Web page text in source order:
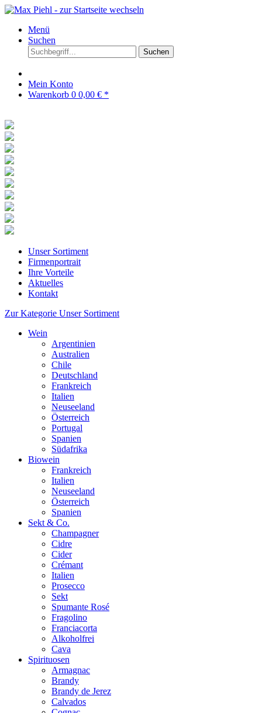
Menü
Suchen
Suchen
Mein Konto
Warenkorb 0 0,00 € *
Unser Sortiment
Firmenportrait
Ihre Vorteile
Aktuelles
Kontakt
Zur Kategorie Unser Sortiment
Wein
Argentinien
Australien
Chile
Deutschland
Frankreich
Italien
Neuseeland
Österreich
Portugal
Spanien
Südafrika
Biowein
Frankreich
Italien
Neuseeland
Österreich
Spanien
Sekt & Co.
Champagner
Cidre
Cider
Crémant
Italien
Prosecco
Sekt
Spumante Rosé
Fragolino
Franciacorta
Alkoholfrei
Cava
Spirituosen
Armagnac
Brandy
Brandy de Jerez
Calvados